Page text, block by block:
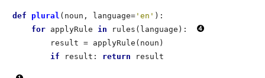
def plural (noun, language= 'en' ):
for applyRule in rules(language):
        result = applyRule(noun)
if result: return